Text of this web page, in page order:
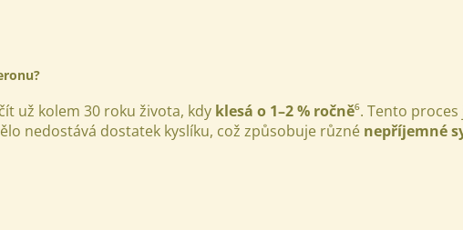
už kolem 30 roku života, kdy klesá o 1–2 % ročně⁶. Tento
nedostává dostatek kyslíku, což způsobuje různé nepříjemné